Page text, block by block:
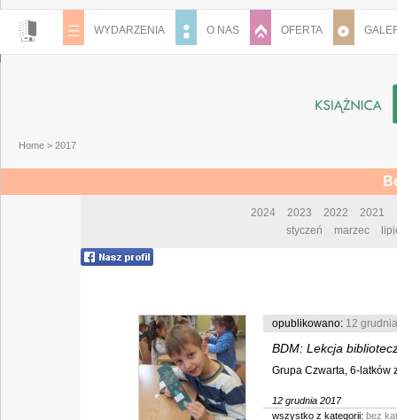
WYDARZENIA O NAS OFERTA
Home > 2017
2024 2023 2022 2021
styczeń
marzec
opublikowano: 12
BDM: Lekcja
Grupa Czwarta, 6-latków
12 grudnia 2017
wszystko z kategorii: bez